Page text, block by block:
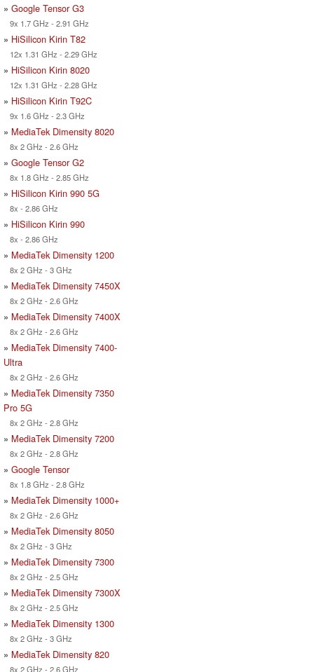
» Google Tensor G3
9x 1.7 GHz - 2.91 GHz
» HiSilicon Kirin T82
12x 1.31 GHz - 2.29 GHz
» HiSilicon Kirin 8020
12x 1.31 GHz - 2.28 GHz
» HiSilicon Kirin T92C
9x 1.6 GHz - 2.3 GHz
» MediaTek Dimensity 8020
8x 2 GHz - 2.6 GHz
» Google Tensor G2
8x 1.8 GHz - 2.85 GHz
» HiSilicon Kirin 990 5G
8x - 2.86 GHz
» HiSilicon Kirin 990
8x - 2.86 GHz
» MediaTek Dimensity 1200
8x 2 GHz - 3 GHz
» MediaTek Dimensity 7450X
8x 2 GHz - 2.6 GHz
» MediaTek Dimensity 7400X
8x 2 GHz - 2.6 GHz
» MediaTek Dimensity 7400-
Ultra
8x 2 GHz - 2.6 GHz
» MediaTek Dimensity 7350
Pro 5G
8x 2 GHz - 2.8 GHz
» MediaTek Dimensity 7200
8x 2 GHz - 2.8 GHz
» Google Tensor
8x 1.8 GHz - 2.8 GHz
» MediaTek Dimensity 1000+
8x 2 GHz - 2.6 GHz
» MediaTek Dimensity 8050
8x 2 GHz - 3 GHz
» MediaTek Dimensity 7300
8x 2 GHz - 2.5 GHz
» MediaTek Dimensity 7300X
8x 2 GHz - 2.5 GHz
» MediaTek Dimensity 1300
8x 2 GHz - 3 GHz
» MediaTek Dimensity 820
8x 2 GHz - 2.6 GHz